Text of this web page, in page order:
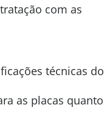
com as
técnicas do
as placas quanto